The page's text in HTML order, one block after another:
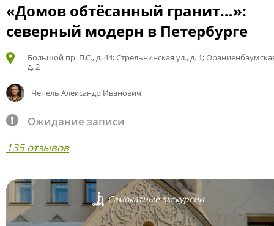
«Домов обтёсанный гранит…»:
северный модерн в Петербурге
Большой пр. П.С., д. 44; Стрельнинская ул., д. 1;
д. 2
Чепель Александр Иванович
Ожидание записи
135 отзывов
Самокатные экскурсии